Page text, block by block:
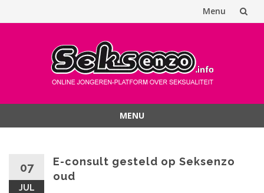
Menu
MENU
07
JUL
E-consult gesteld op Seksenzo
oud